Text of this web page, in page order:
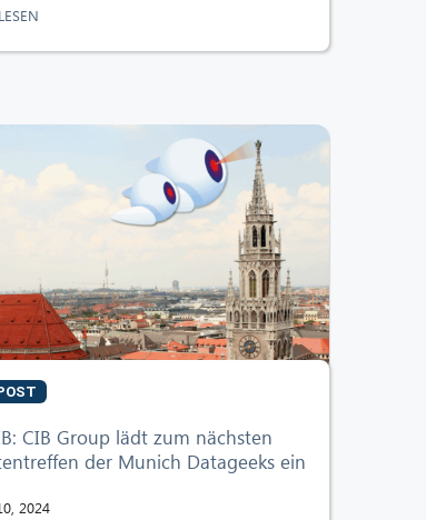
CIB Group lädt zum nächsten
der Munich Datageeks ein
2024